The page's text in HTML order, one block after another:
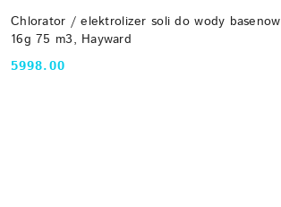
Chlorator / elektrolizer soli do wody
16g 75 m3, Hayward
Cena:
5998.00